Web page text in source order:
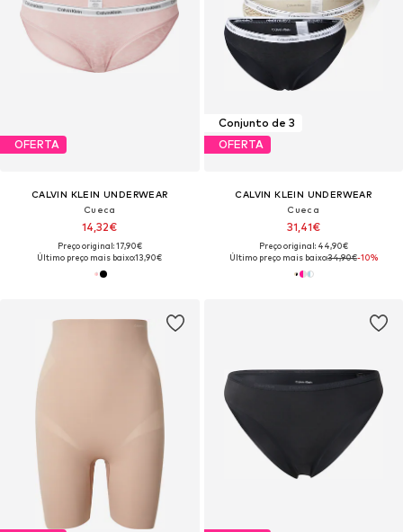
OFERTA
CALVIN KLEIN UNDERWEAR
Cueca
14,32€
Preço original: 17,90€
Último preço mais baixo:13,90€
Conjunto de 3
OFERTA
CALVIN KLEIN UNDERWEAR
Cueca
31,41€
Preço original: 44,90€
Último preço mais baixo:34,90€-10%